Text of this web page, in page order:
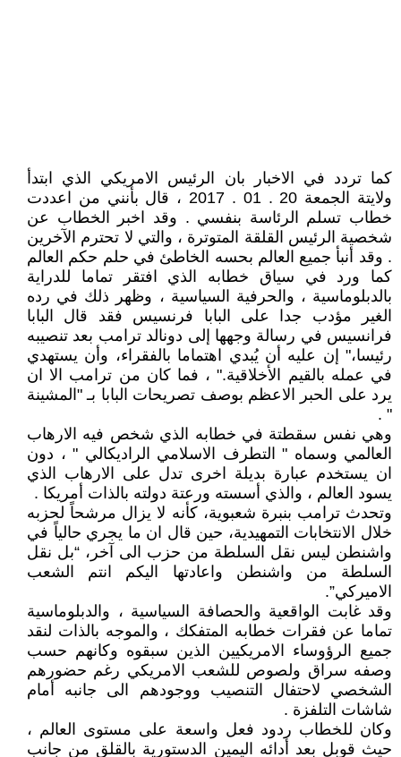
كما تردد في الاخبار بان الرئيس الامريكي الذي ابتدأ
ولايتة الجمعة 20 . 01 . 2017 ، قال بأنني من اعددت
خطاب تسلم الرئاسة بنفسي . وقد اخبر الخطاب عن
شخصية الرئيس القلقة المتوترة ، والتي لا تحترم الآخرين
. وقد أنبأ جميع العالم بحسه الخاطئ في حلم حكم العالم
كما ورد في سياق خطابه الذي افتقر تماما للدراية
بالدبلوماسية ، والحرفية السياسية ، وظهر ذلك في رده
الغير مؤدب جدا على البابا فرنسيس فقد قال البابا
فرانسيس في رسالة وجهها إلى دونالد ترامب بعد تنصيبه
رئيسا،" إن عليه أن يُبدي اهتماما بالفقراء، وأن يستهدي
في عمله بالقيم الأخلاقية." ، فما كان من ترامب الا ان
يرد على الحبر الاعظم بوصف تصريحات البابا بـ "المشينة
" .
وهي نفس سقطتة في خطابه الذي شخص فيه الارهاب
العالمي وسماه " التطرف الاسلامي الراديكالي " ، دون
ان يستخدم عبارة بديلة اخرى تدل على الارهاب الذي
يسود العالم ، والذي أسسته ورعتة دولته بالذات أمريكا .
وتحدث ترامب بنبرة شعبوية، كأنه لا يزال مرشحاً لحزبه
خلال الانتخابات التمهيدية، حين قال ان ما يجري حالياً في
واشنطن ليس نقل السلطة من حزب الى آخر، “بل نقل
السلطة من واشنطن واعادتها اليكم انتم الشعب
الاميركي”.
وقد غابت الواقعية والحصافة السياسية ، والدبلوماسية
تماما عن فقرات خطابه المتفكك ، والموجه بالذات لنقد
جميع الرؤوساء الامريكيين الذين سبقوه وكانهم حسب
وصفه سراق ولصوص للشعب الامريكي رغم حضورهم
الشخصي لاحتفال التنصيب ووجودهم الى جانبه أمام
شاشات التلفزة .
وكان للخطاب ردود فعل واسعة على مستوى العالم ،
حيث قوبل بعد أدائه اليمين الدستورية بالقلق من جانب